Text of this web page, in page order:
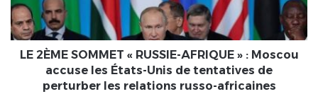
accuse
les
États-
Unis
tentatives
LE 2ÈME SOMMET « RUSSIE-AFRIQUE » : Moscou
accuse les États-Unis de tentatives de
perturber les relations russo-africaines